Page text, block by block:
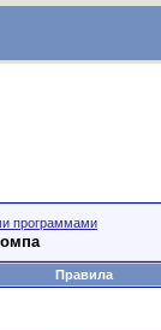
программами
Правила